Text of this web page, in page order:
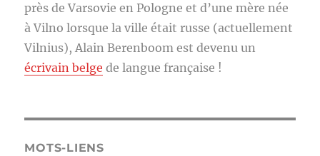
près de Varsovie en Pologne et d’une mère née
à Vilno lorsque la ville était russe (actuellement
Vilnius), Alain Berenboom est devenu un
écrivain belge de langue française !
MOTS-LIENS